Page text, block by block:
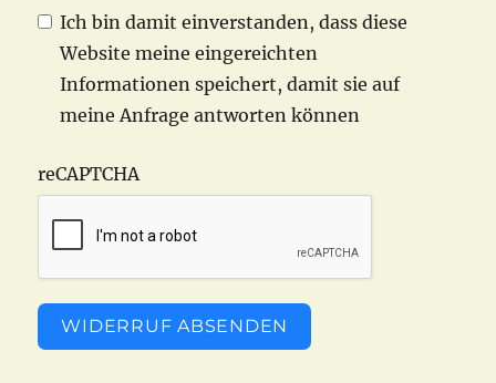
Ich bin damit einverstanden, dass diese
Website meine eingereichten
Informationen speichert, damit sie auf
meine Anfrage antworten können
reCAPTCHA
WIDERRUF ABSENDEN